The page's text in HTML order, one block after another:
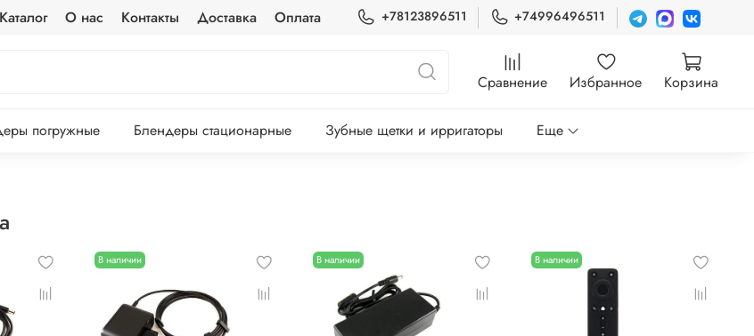
Каталог О нас Контакты Доставка Оплата +78123896511 +74996496511
Сравнение Избранное Корзина
погружные Блендеры стационарные Зубные щетки и ирригаторы Еще
В наличии В наличии В наличии